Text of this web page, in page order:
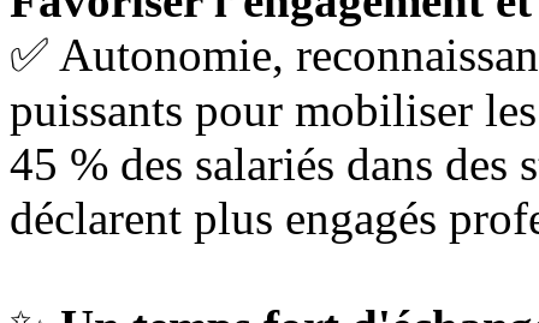
✅ Autonomie,
puissants pour mobiliser
45 % des salariés dans des
déclarent plus engagés